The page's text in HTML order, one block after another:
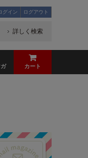
グイン ログアウト
詳しく検索
ガ カート